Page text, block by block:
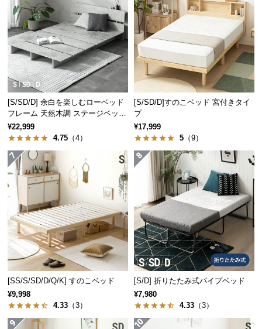
に
つ
い
て
返
品・
キ
ャ
ン
セ
ル
つ
て
保
証
に
つ
い
て
[S/SD/D] 余白を楽しむローベッド
フレーム 天然木調 ステージベッド
2口コンセントタイプ
¥22,999
4.75 （4）
[S/SD/D]すのこベッド 宮付きタイ
プ
¥17,999
5 （9）
[SS/S/SD/D/Q/K] すのこベッド
¥9,998
4.33 （3）
[S/D] 折りたたみ式パイプベッド
¥7,980
4.33 （3）